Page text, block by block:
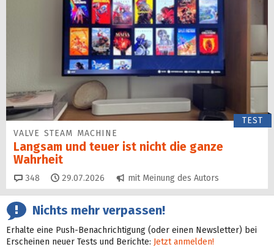
TEST
VALVE STEAM MACHINE
Langsam und teuer ist nicht die ganze
Wahrheit
348 Kommentare
29.07.2026 mit Meinung des Autors
Nichts mehr verpassen!
Erhalte eine Push-Benachrichtigung (oder einen Newsletter) bei
Erscheinen neuer Tests und Berichte: Jetzt anmelden!